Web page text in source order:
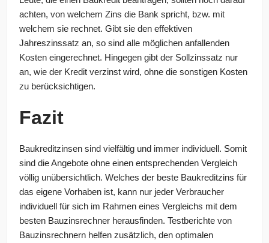
achten, von welchem Zins die Bank spricht, bzw. mit
welchem sie rechnet. Gibt sie den effektiven
Jahreszinssatz an, so sind alle möglichen anfallenden
Kosten eingerechnet. Hingegen gibt der Sollzinssatz nur
an, wie der Kredit verzinst wird, ohne die sonstigen Kosten
zu berücksichtigen.
Fazit
Baukreditzinsen sind vielfältig und immer individuell. Somit
sind die Angebote ohne einen entsprechenden Vergleich
völlig unübersichtlich. Welches der beste Baukreditzins für
das eigene Vorhaben ist, kann nur jeder Verbraucher
individuell für sich im Rahmen eines Vergleichs mit dem
besten Bauzinsrechner herausfinden. Testberichte von
Bauzinsrechnern helfen zusätzlich, den optimalen